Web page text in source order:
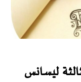
ليسانس